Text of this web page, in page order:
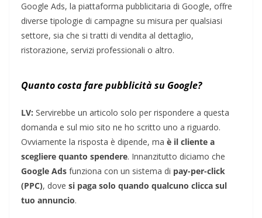
Google Ads, la piattaforma pubblicitaria di Google, offre
diverse tipologie di campagne su misura per qualsiasi
settore, sia che si tratti di vendita al dettaglio,
ristorazione, servizi professionali o altro.
Quanto costa fare pubblicità su Google?
LV: Servirebbe un articolo solo per rispondere a questa
domanda e sul mio sito ne ho scritto uno a riguardo.
Ovviamente la risposta è dipende, ma è il cliente a
scegliere quanto spendere. Innanzitutto diciamo che
Google Ads funziona con un sistema di pay-per-click
(PPC), dove si paga solo quando qualcuno clicca sul
tuo annuncio.